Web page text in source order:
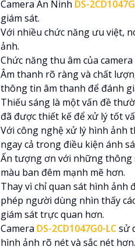
Camera An Ninh DS-
giám sát.
Với nhiều chức năng ưu việt,
ảnh.
Chức năng thu âm của
Âm thanh rõ ràng và chất
thông tin âm thanh để đánh
Thiếu sáng là một vấn đề
đã được thiết kế để xử lý tốt
Với công nghệ xử lý hình ảnh
ngay cả trong điều kiện ánh
Ấn tượng ơn với những thông
màu ban đêm mạnh mẽ hơn.
Thay vì chỉ quan sát hình ảnh
phép người dùng nhìn thấy
giám sát trực quan hơn.
Camera DS-2CD1047G0-LCsử
hình ảnh rõ nét và sắc nét hơn.